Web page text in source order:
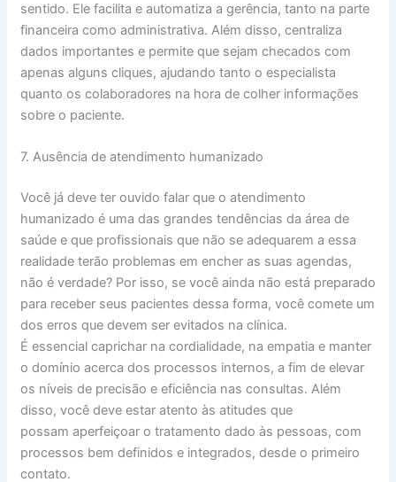
sentido. Ele facilita e automatiza a gerência, tanto na parte
financeira como administrativa. Além disso, centraliza
dados importantes e permite que sejam checados com
apenas alguns cliques, ajudando tanto o especialista
quanto os colaboradores na hora de colher informações
sobre o paciente.
7. Ausência de atendimento humanizado
Você já deve ter ouvido falar que o atendimento
humanizado é uma das grandes tendências da área de
saúde e que profissionais que não se adequarem a essa
realidade terão problemas em encher as suas agendas,
não é verdade? Por isso, se você ainda não está preparado
para receber seus pacientes dessa forma, você comete um
dos erros que devem ser evitados na clínica.
É essencial caprichar na cordialidade, na empatia e manter
o domínio acerca dos processos internos, a fim de elevar
os níveis de precisão e eficiência nas consultas. Além
disso, você deve estar atento às atitudes que
possam aperfeiçoar o tratamento dado às pessoas, com
processos bem definidos e integrados, desde o primeiro
contato.